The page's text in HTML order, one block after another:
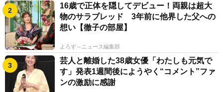
16歳で正体を隠してデビュー！両親は超大
物のサラブレッド 3年前に他界した父への
想い【徹子の部屋】
よろず～ニュース編集部
芸人と離婚した38歳女優「わたしも元気で
す」発表1週間後にようやく“コメント”ファ
ンの激励に感謝